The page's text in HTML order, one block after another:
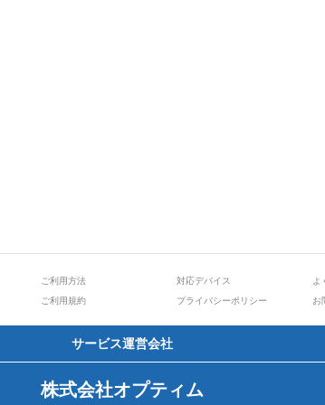
ご利用方法 対応デバイス
よ
ご利用規約
プライバシーポリシー お
サービス運営会社
株式会社オプティム